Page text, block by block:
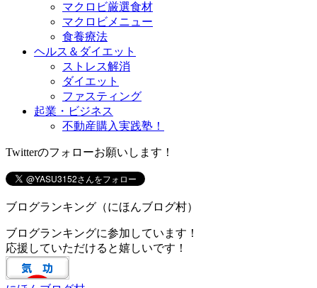
マクロビ厳選食材
マクロビメニュー
食養療法
ヘルス＆ダイエット
ストレス解消
ダイエット
ファスティング
起業・ビジネス
不動産購入実践塾！
Twitterのフォローお願いします！
ブログランキング（にほんブログ村）
ブログランキングに参加しています！
応援していただけると嬉しいです！